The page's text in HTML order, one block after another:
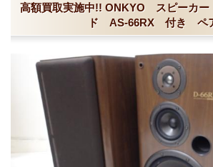
高額買取実施中!! ONKYO スピーカ
ド AS-66RX 付き ペ